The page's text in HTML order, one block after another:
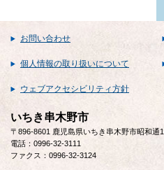
お問い合わせ
個人情報の取り扱いについて
ウェブアクセシビリティ方針
いちき串木野市
〒896-8601 鹿児島県いちき串木野市昭和通
電話：0996-32-3111
ファクス：0996-32-3124